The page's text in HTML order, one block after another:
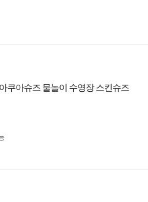
쿠아슈즈 물놀이 수영장 스킨슈즈